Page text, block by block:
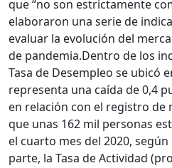
que “no son estrictamente
elaboraron una serie de
evaluar la evolución del
de pandemia.Dentro de los
Tasa de Desempleo se ubicó
representa una caída de 0,4
en relación con el registro de
que unas 162 mil personas
el cuarto mes del 2020,
parte, la Tasa de Actividad